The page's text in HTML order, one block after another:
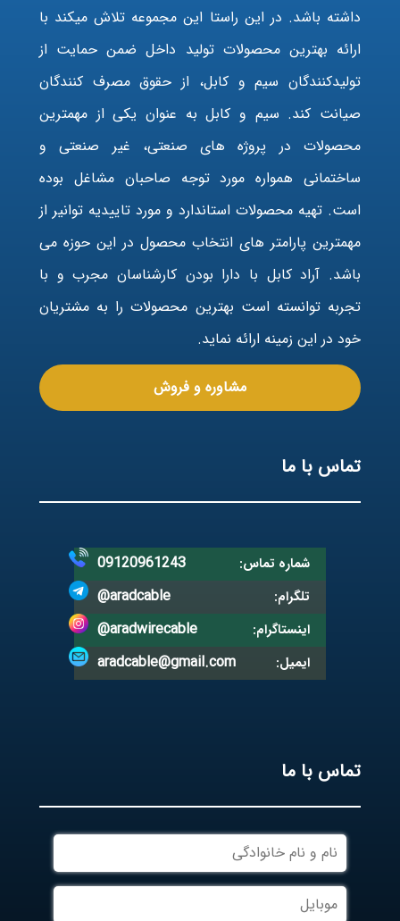
داشته باشد. در این راستا این مجموعه تلاش میکند با
ارائه بهترین محصولات تولید داخل ضمن حمایت از
تولیدکنندگان سیم و کابل، از حقوق مصرف کنندگان
صیانت کند. سیم و کابل به عنوان یکی از مهمترین
محصولات در پروژه های صنعتی، غیر صنعتی و
ساختمانی همواره مورد توجه صاحبان مشاغل بوده
است. تهیه محصولات استاندارد و مورد تاییدیه توانیر از
مهمترین پارامتر های انتخاب محصول در این حوزه می
باشد. آراد کابل با دارا بودن کارشناسان مجرب و با
تجربه توانسته است بهترین محصولات را به مشتریان
خود در این زمینه ارائه نماید.
مشاوره و فروش
تماس با ما
شماره تماس: 09120961243
تلگرام: @aradcable
اینستاگرام: @aradwirecable
ایمیل: aradcable@gmail.com
تماس با ما